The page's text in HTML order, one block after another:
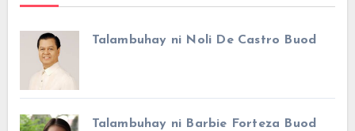
Talambuhay ni Noli De Castro Buod
Talambuhay ni Barbie Forteza Buod